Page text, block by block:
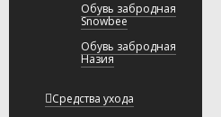
Обувь забродная
Snowbee
Обувь забродная
Назия
Средства ухода